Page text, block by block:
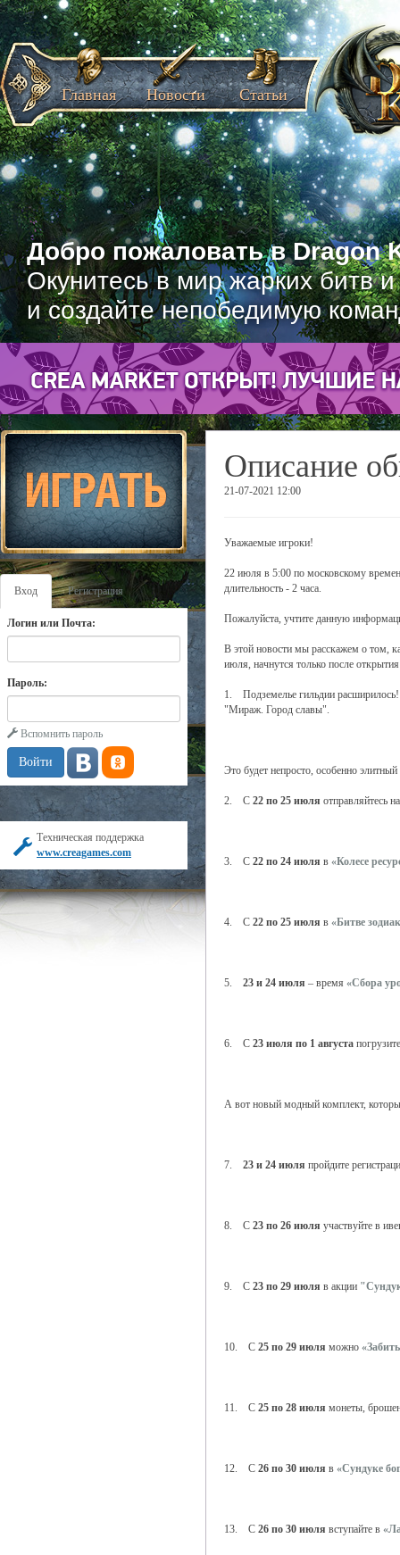
Добро пожаловать в Dragon
Окунитесь в мир жарких битв
и создайте непобедимую
Главная Новости Статьи
Вход Регистрация
Логин или Почта:
Пароль:
Вспомнить пароль
Техническая поддержка
www.creagames.com
Описание
21-07-2021 12:00
Уважаемые игроки!
22 июля в 5:00 по московскому
длительность - 2 часа.
Пожалуйста, учтите данную
В этой новости мы расскажем о том,
июля, начнутся только после
1. Подземелье гильдии
"Мираж. Город славы".
Это будет непросто, особенно
2. С 22 по 25 июля отправляйтесь
3. С 22 по 24 июля в «Колесе
4. С 22 по 25 июля в «Битве
5. 23 и 24 июля – время «Сбора
6. С 23 июля по 1 августа
А вот новый модный комплект,
7. 23 и 24 июля пройдите
8. С 23 по 26 июля участвуйте в
9. С 23 по 29 июля в акции
10. С 25 по 29 июля можно
11. С 25 по 28 июля монеты,
12. С 26 по 30 июля в «Сундуке
13. С 26 по 30 июля вступайте в